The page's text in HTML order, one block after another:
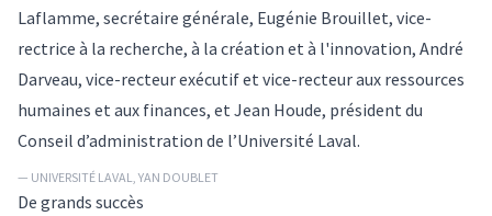
Laflamme, secrétaire générale, Eugénie Brouillet, vice-
rectrice à la recherche, à la création et à l'innovation, André
Darveau, vice-recteur exécutif et vice-recteur aux ressources
humaines et aux finances, et Jean Houde, président du
Conseil d’administration de l’Université Laval.
— UNIVERSITÉ LAVAL, YAN DOUBLET
De grands succès